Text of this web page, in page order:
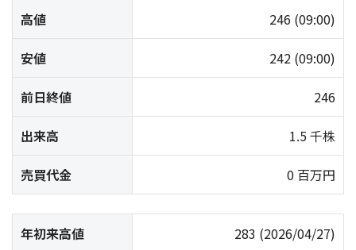
高値 246 (09:00)
安値 242 (09:00)
前日終値 246
出来高 1.5 千株
売買代金 0 百万円
年初来高値 283 (2026/04/27)